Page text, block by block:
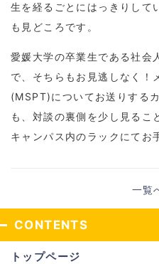
生を経るごとにはっきりして
も見どころです。
愛媛大学の卒業生である社会
で、そちらもお見逃しなく！
(MSPT)についてお送りする
も、対談の裏側を少し見るこ
キャンパス内のラックにてお
一覧
CONTENTS
トップページ